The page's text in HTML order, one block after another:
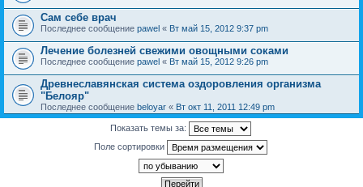
Сам себе врач
Последнее сообщение pawel « Вт май 15, 2012 9:37 pm
Лечение болезней свежими овощными соками
Последнее сообщение pawel « Вт май 15, 2012 9:26 pm
Древнеславянская система оздоровления организма
"Белояр"
Последнее сообщение beloyar « Вт окт 11, 2011 12:49 pm
Показать темы за:
Поле сортировки